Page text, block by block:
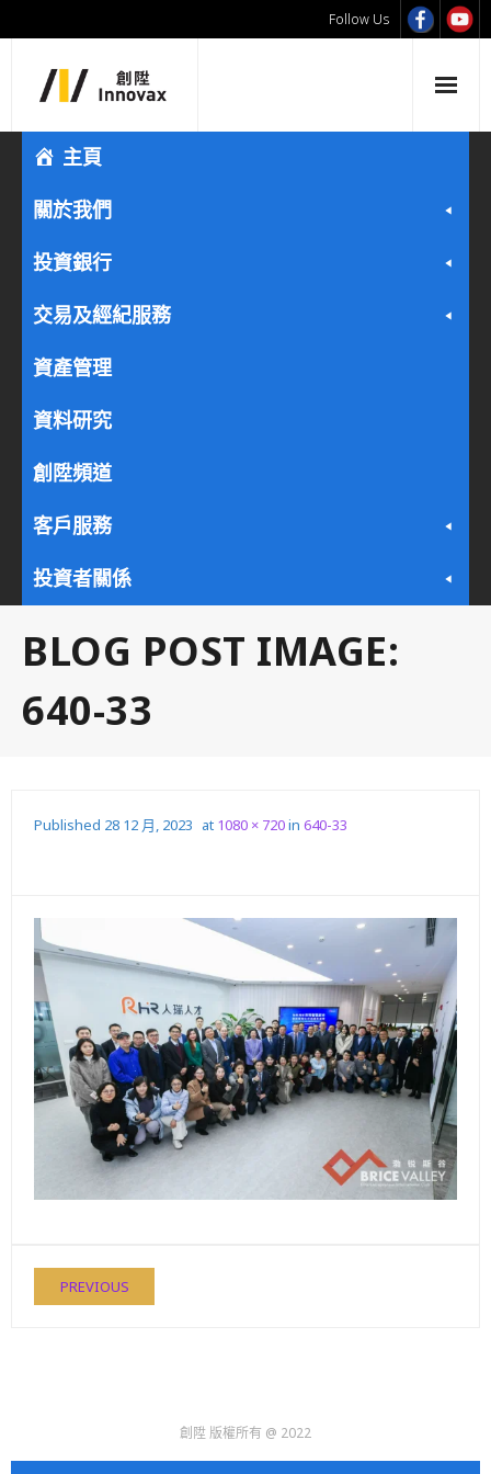
Follow Us
主頁
關於我們
投資銀行
交易及經紀服務
資產管理
資料研究
創陞頻道
客戶服務
投資者關係
BLOG POST IMAGE:
640-33
Published 28 12 月, 2023 at 1080 × 720in 640-33
PREVIOUS
創陞 版權所有 @ 2022